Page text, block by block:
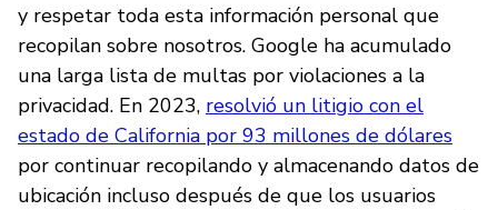
y respetar toda esta información personal que
recopilan sobre nosotros. Google ha acumulado
una larga lista de multas por violaciones a la
privacidad. En 2023, resolvió un litigio con el
estado de California por 93 millones de dólares
por continuar recopilando y almacenando datos de
ubicación incluso después de que los usuarios